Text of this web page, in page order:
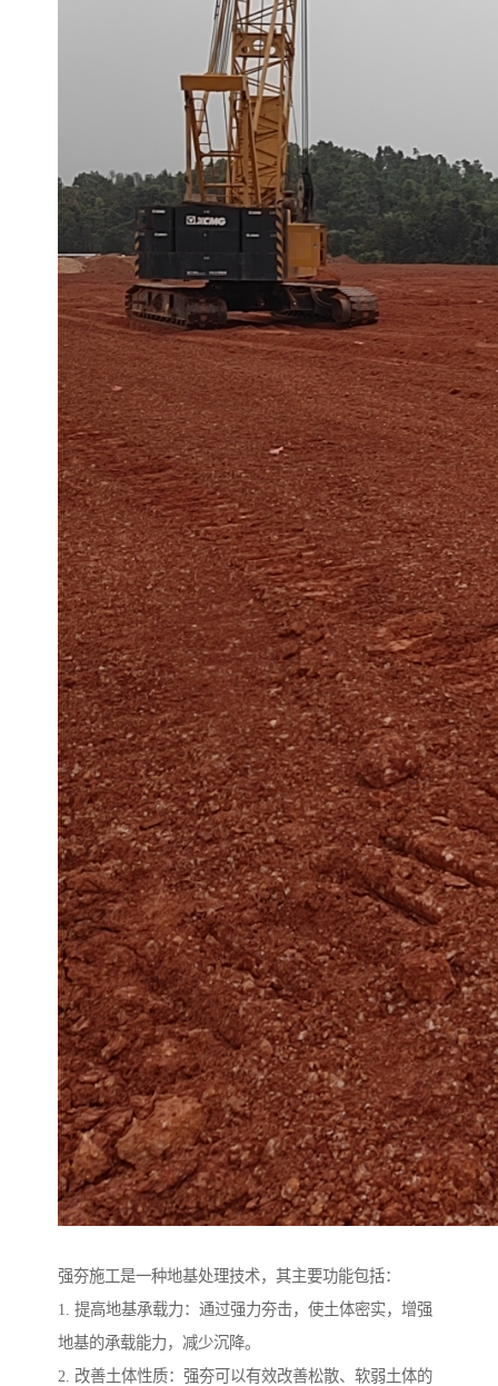
强夯施工是一种地基处理技术，其主要功能包括：
1. 提高地基承载力：通过强力夯击，使土体密实，增强
地基的承载能力，减少沉降。
2. 改善土体性质：强夯可以有效改善松散、软弱土体的